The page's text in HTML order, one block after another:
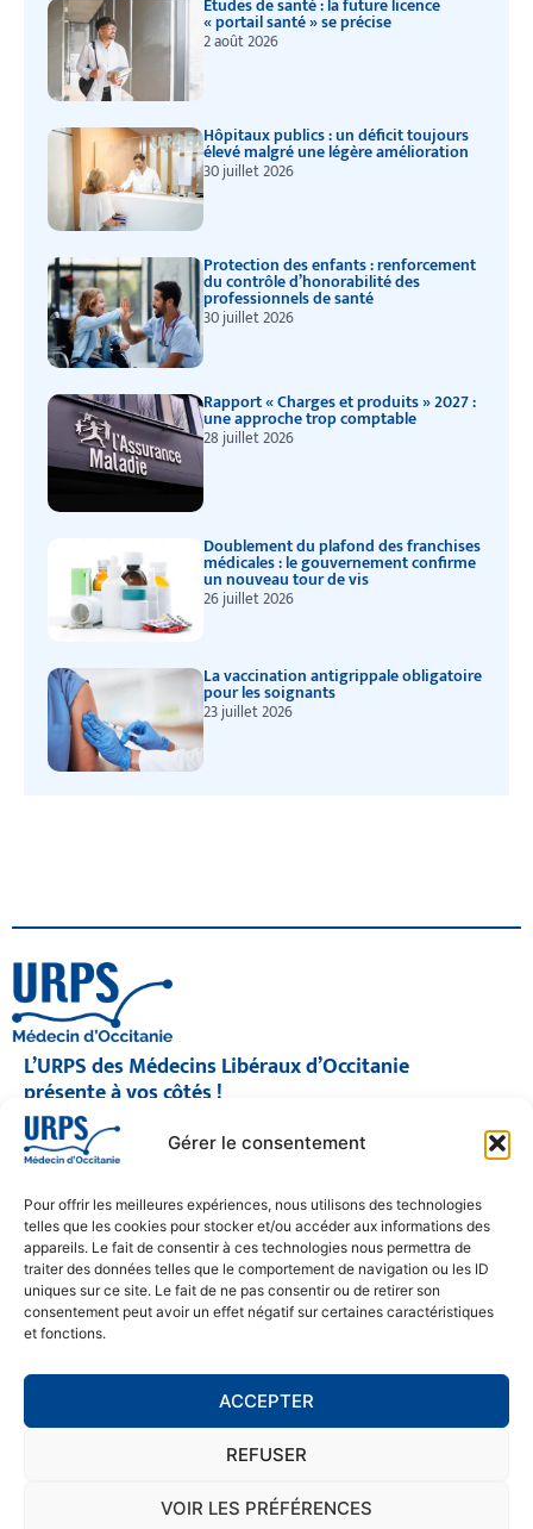
Gérer le consentement
Pour offrir les meilleures expériences, nous utilisons des technologies
telles que les cookies pour stocker et/ou accéder aux informations des
appareils. Le fait de consentir à ces technologies nous permettra de
traiter des données telles que le comportement de navigation ou les ID
uniques sur ce site. Le fait de ne pas consentir ou de retirer son
consentement peut avoir un effet négatif sur certaines caractéristiques
et fonctions.
ACCEPTER
REFUSER
VOIR LES PRÉFÉRENCES
« portail santé » se précise
2 août 2026
Hôpitaux publics : un déficit toujours
élevé malgré une légère amélioration
30 juillet 2026
Protection des enfants : renforcement
du contrôle d’honorabilité des
professionnels de santé
30 juillet 2026
Rapport « Charges et produits » 2027 :
une approche trop comptable
28 juillet 2026
Doublement du plafond des franchises
médicales : le gouvernement confirme
un nouveau tour de vis
26 juillet 2026
La vaccination antigrippale obligatoire
pour les soignants
23 juillet 2026
L’URPS des Médecins Libéraux d’Occitanie
présente à vos côtés !
© 2026 URPS médecin d'Occitanie
Siège social : 1300 Avenue Albert Einstein, 34000 Montpellier
05 61 15 80 90
Accueil : Lundi au Vendredi | 08h30 – 17h30
CONTACT
MENTIONS LÉGALES